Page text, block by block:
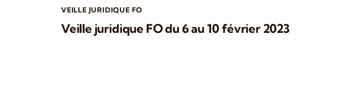
VEILLE JURIDIQUE FO
Veille juridique FO du 6 au 10 février 2023